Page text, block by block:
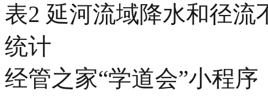
表2 延河流域降水和径
统计
经管之家“学道会”小程序